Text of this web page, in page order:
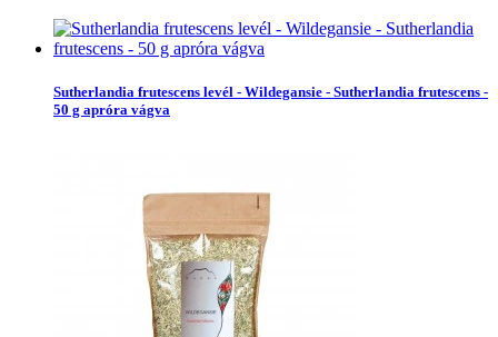
Sutherlandia frutescens levél - Wildegansie - Sutherlandia frutescens -
50 g apróra vágva